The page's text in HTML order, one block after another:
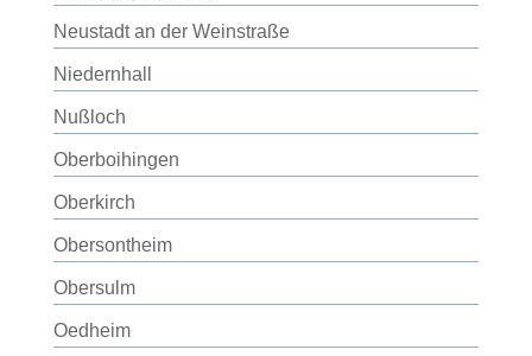
Neustadt an der Weinstraße
Niedernhall
Nußloch
Oberboihingen
Oberkirch
Obersontheim
Obersulm
Oedheim